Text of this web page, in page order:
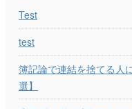
Test
test
簿記論で連結を捨てる人
選】